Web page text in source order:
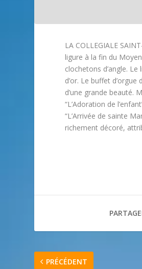
LA COLLEGIALE
ligure à la fin du
clochetons d’angle.
d’or. Le buffet
d’une grande beauté.
“L’Adoration de
“L’Arrivée de sainte
richement décoré,
PRÉCÉDENT